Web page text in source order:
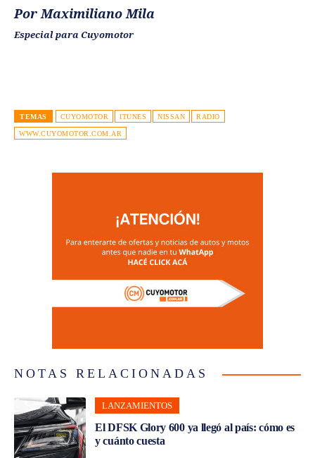
Por Maximiliano Mila
Especial para Cuyomotor
TEMAS CUYOMOTOR ITUNES NISSAN RADIO
WWW.CUYOMOTOR.COM.AR
NOTAS RELACIONADAS
LANZAMIENTOS
El DFSK Glory 600 ya llegó al país: cómo es
y cuánto cuesta